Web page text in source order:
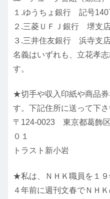
１.ゆうちょ銀行 記号
２.三菱ＵＦＪ銀行 堺
３.三井住友銀行 浜寺
名義はいずれも、立花孝
す。
★切手や収入印紙や商品
す。下記住所に送って下さ
〒124-0023 東京都葛飾
０１
トラスト新小岩
★私は、ＮＨＫ職員を１９
４年前に週刊文春でＮＨ